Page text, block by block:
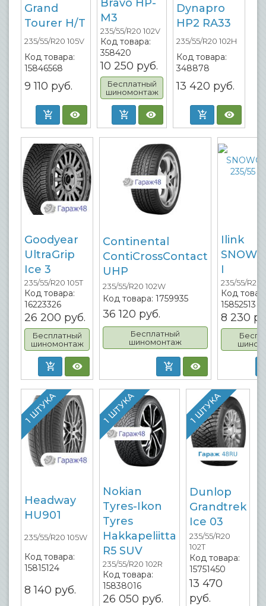
Grand
Tourer H/T
235/55/R20 105V
Код товара:
15846568
9 110 руб.
Bravo HP-
M3
235/55/R20 102V
Код товара:
358420
10 250 руб.
Бесплатный
шиномонтаж
Dynapro
HP2 RA33
235/55/R20 102H
Код товара:
348878
13 420 руб.
Goodyear
UltraGrip
Ice 3
235/55/R20 105T
Код товара:
16223326
26 200 руб.
Бесплатный
шиномонтаж
Continental
ContiCrossContact
UHP
235/55/R20 102W
Код товара: 1759935
36 120 руб.
Бесплатный
шиномонтаж
Ilink
I
235/55/R20
Код
15852513
8 230
1 ШТУКА
Headway
HU901
235/55/R20 105W
Код товара:
15815124
8 140 руб.
1 ШТУКА
Nokian
Tyres-Ikon
Tyres
Hakkapeliitta
R5 SUV
235/55/R20 102R
Код товара:
15838016
26 050 руб.
1 ШТУКА
Dunlop
Grandtrek
Ice 03
235/55/R20
102T
Код товара:
15751450
13 470
руб.